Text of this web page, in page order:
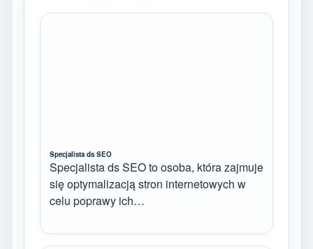
Specjalista ds SEO
Specjalista ds SEO to osoba, która zajmuje
się optymalizacją stron internetowych w
celu poprawy ich…